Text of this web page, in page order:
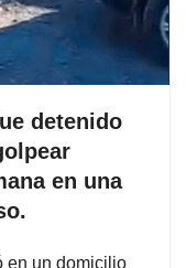
detenido
en una
en un domicilio